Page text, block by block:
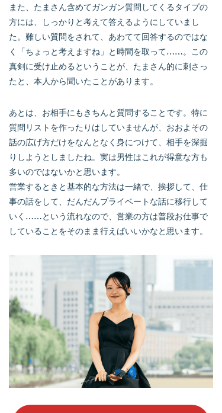
また、たまさん含めてガンガン質問してくるタイプの
方には、しっかりと考えて答えるようにしていまし
た。難しい質問をされて、あわてて回答するのではな
く「ちょっと考えますね」と時間を取って……。この
真剣に受け止めるということが、たまさん的に刺さっ
たと、本人から聞いたことがあります。
あとは、お相手にもきちんと質問することです。特に
質問リストを作ったりはしていませんが、おおよその
話の広げ方だけをなんとなく身につけて、相手を深掘
りしようとしましたね。実は男性はこれが得意な方も
多いのではないかと思います。
営業するときと基本的な方法は一緒で、挨拶して、仕
事の話をして、だんだんプライベートな話に移行して
いく……という流れなので、営業の方は普段お仕事で
していることをそのまま行えばいいかなと思います。